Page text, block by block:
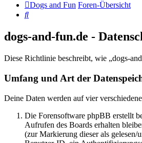
Dogs and Fun Foren-Übersicht
Suche
dogs-and-fun.de -
Diese Richtlinie beschreibt, wie „dogs-
Umfang und Art der
Deine Daten werden auf vier
Die Forensoftware phpBB erstellt
Aufrufen des Boards erhalten
(zur Markierung dieser als gelesen/